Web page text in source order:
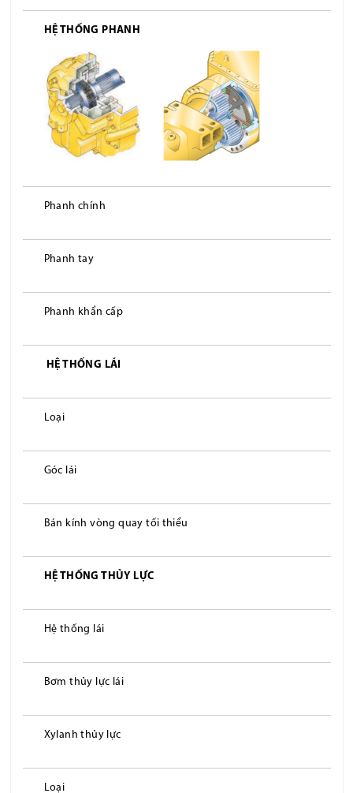
HỆ THỐNG PHANH
Phanh chính
Phanh tay
Phanh khẩn cấp
HỆ THỐNG LÁI
Loại
Góc lái
Bán kính vòng quay tối thiểu
HỆ THỐNG THỦY LỰC
Hệ thống lái
Bơm thủy lực lái
Xylanh thủy lực
Loại